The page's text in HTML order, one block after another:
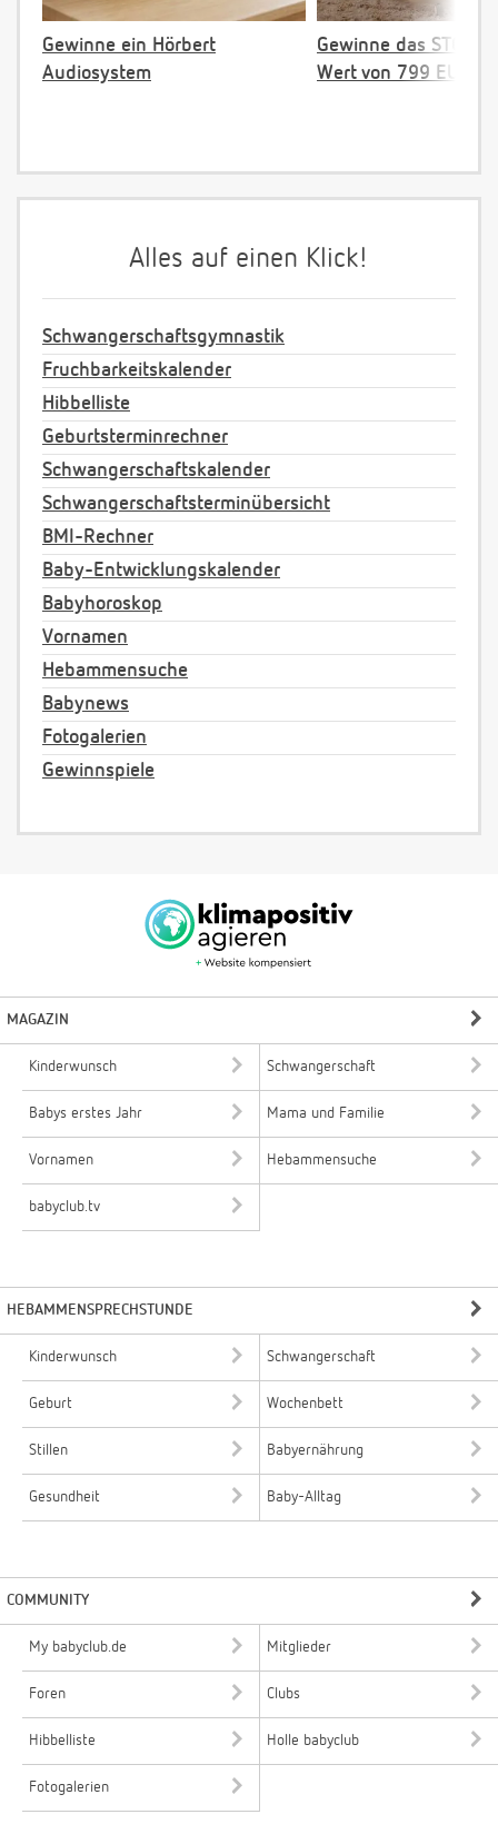
Gewinne ein Hörbert
Audiosystem
Gewinne das
Wert von 799 EUR
Alles auf einen Klick!
Schwangerschaftsgymnastik
Fruchbarkeitskalender
Hibbelliste
Geburtsterminrechner
Schwangerschaftskalender
Schwangerschaftsterminübersicht
BMI-Rechner
Baby-Entwicklungskalender
Babyhoroskop
Vornamen
Hebammensuche
Babynews
Fotogalerien
Gewinnspiele
MAGAZIN
Kinderwunsch Schwangerschaft
Babys erstes Jahr Mama und Familie
Vornamen Hebammensuche
babyclub.tv
HEBAMMENSPRECHSTUNDE
Kinderwunsch Schwangerschaft
Geburt Wochenbett
Stillen Babyernährung
Gesundheit Baby-Alltag
COMMUNITY
My babyclub.de Mitglieder
Foren Clubs
Hibbelliste Holle babyclub
Fotogalerien